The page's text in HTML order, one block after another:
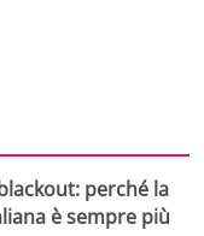
perché la
è sempre più